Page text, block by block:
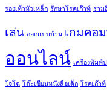
รองเท้าหัวเหล็ก รักษาโรคเก๊าท์ ราม
เล่น ออกแบบบ้าน เกมคอ
ออนไลน์ เครื่องพิมพ์
โจโฉ โต๊ะเขียนหนังสือเด็ก โรคเก๊าท์